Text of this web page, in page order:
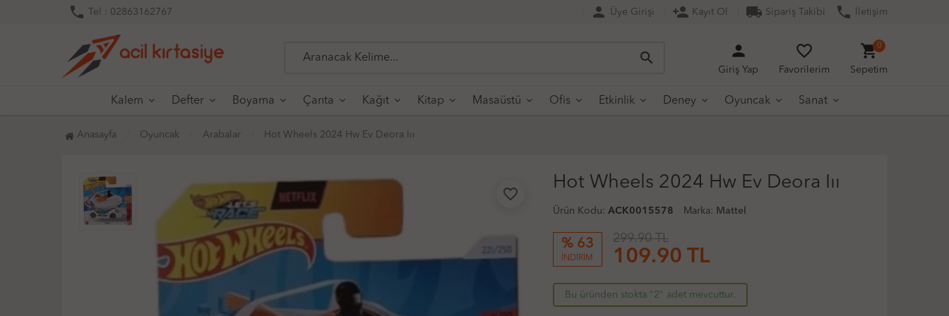
phone Tel : 02863162767 person Üye Girişi person_add Kayıt Ol local_shipping Sipariş Takibi phone İletişim
search person
Giriş Yap
favorite_border
Favorilerim
shopping_cart
Sepetim
0
Kalem Defter Boyama Çanta Kağıt Kitap Masaüstü Ofis Etkinlik Deney Oyuncak Sanat
Anasayfa Oyuncak Arabalar Hot Wheels 2024 Hw Ev Deora Iıı
favorite_border
Hot Wheels 2024 Hw Ev Deora Iıı
Ürün Kodu: ACK0015578 Marka: Mattel
% 63
İNDİRİM
299.90 TL
109.90 TL
Bu üründen stokta "2" adet mevcuttur.